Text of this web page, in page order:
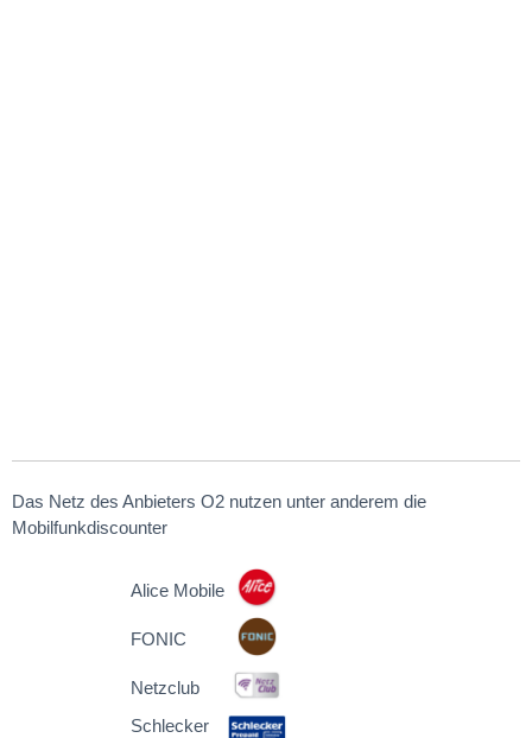
Das Netz des Anbieters O2 nutzen unter anderem die
Mobilfunkdiscounter
Alice Mobile
FONIC
Netzclub
Schlecker